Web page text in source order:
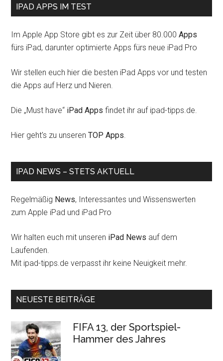
IPAD APPS IM TEST
Im Apple App Store gibt es zur Zeit über 80.000Apps
fürs iPad, darunter optimierte Apps fürs neue iPad Pro
Wir stellen euch hier die besten iPad Apps vor und testen
die Apps auf Herz und Nieren.
Die „Must have“ iPad Apps findet ihr auf ipad-tipps.de.
Hier geht's zu unserenTOP Apps
IPAD NEWS – STETS AKTUELL
Regelmäßig News, Interessantes und Wissenswerten
zum Apple iPad und iPad Pro
Wir halten euch mit unseren iPad News auf dem
Laufenden.
Mit ipad-tipps.de verpasst ihr keine Neuigkeit mehr.
NEUESTE BEITRÄGE
FIFA 13, der Sportspiel-
Hammer des Jahres